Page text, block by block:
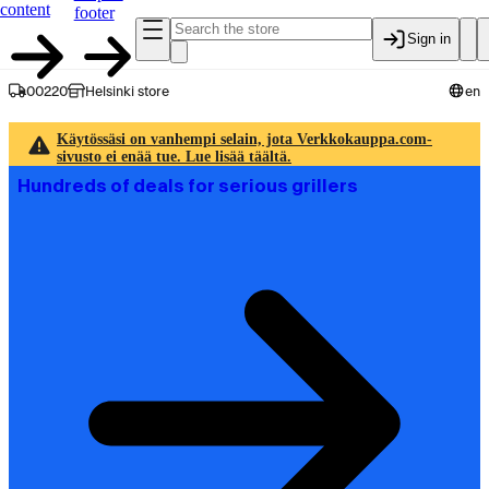
content
footer
Sign in
00220 Helsinki store en
Käytössäsi on vanhempi selain, jota Verkkokauppa.com-
sivusto ei enää tue. Lue lisää täältä.
Hundreds of deals for serious grillers